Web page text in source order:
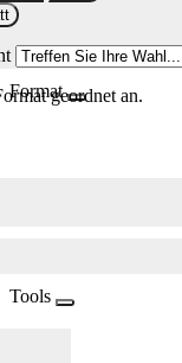
Formatgeordnet an.
Tools